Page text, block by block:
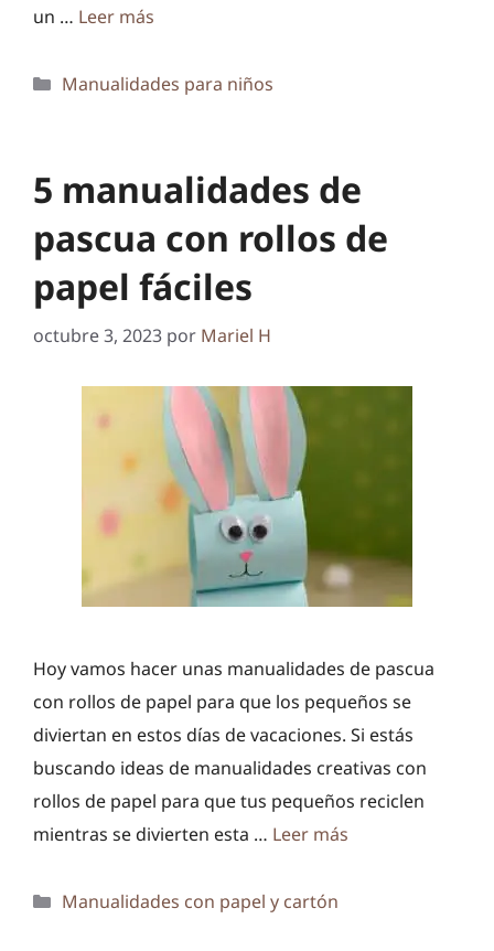
un … Leer más
Categorías
Manualidades para niños
5 manualidades de
pascua con rollos de
papel fáciles
octubre 3, 2023 por Mariel H
Hoy vamos hacer unas manualidades de pascua
con rollos de papel para que los pequeños se
diviertan en estos días de vacaciones. Si estás
buscando ideas de manualidades creativas con
rollos de papel para que tus pequeños reciclen
mientras se divierten esta … Leer más
Categorías
Manualidades con papel y cartón